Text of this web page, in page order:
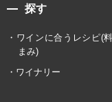
探す
ワインに合うレシピ(
まみ)
ワイナリー